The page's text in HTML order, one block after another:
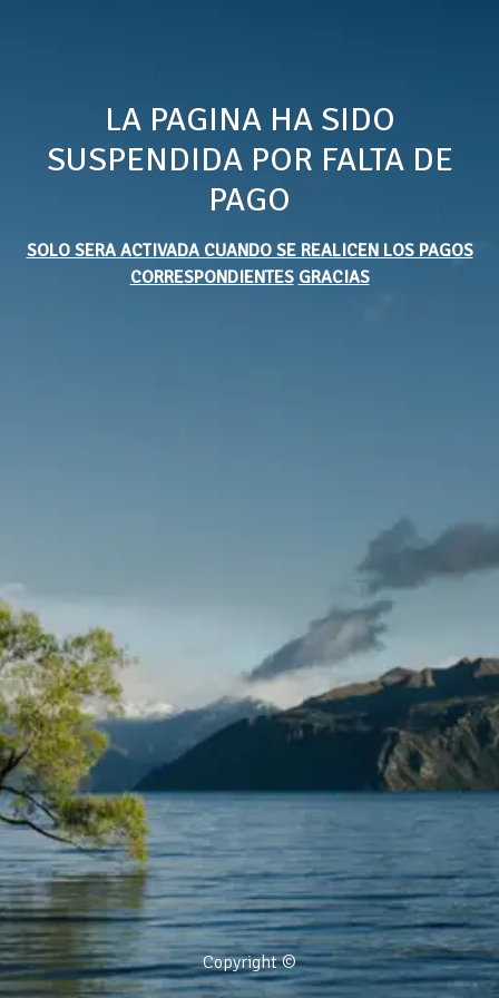
LA PAGINA HA SIDO
SUSPENDIDA POR FALTA DE
PAGO
SOLO SERA ACTIVADA CUANDO SE REALICEN LOS PAGOS
CORRESPONDIENTES GRACIAS
Copyright ©